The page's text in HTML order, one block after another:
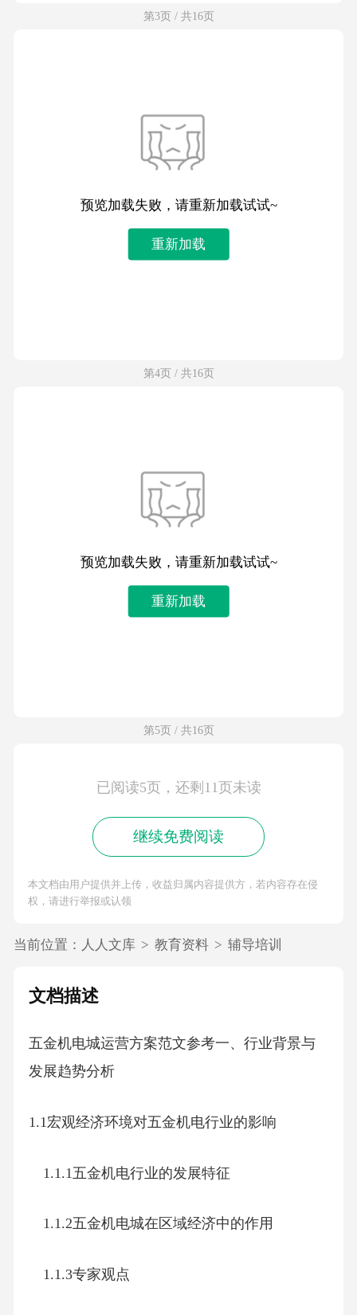
第3页 / 共16页
预览加载失败，请重新加载试试~
重新加载
第4页 / 共16页
预览加载失败，请重新加载试试~
重新加载
第5页 / 共16页
已阅读5页，还剩11页未读
继续免费阅读
本文档由用户提供并上传，收益归属内容提供方，若内容存在侵
权，请进行举报或认领
当前位置： 人人文库 > 教育资料 > 辅导培训
文档描述
五金机电城运营方案范文参考一、行业背景与
发展趋势分析
1.1宏观经济环境对五金机电行业的影响
1.1.1五金机电行业的发展特征
1.1.2五金机电城在区域经济中的作用
1.1.3专家观点